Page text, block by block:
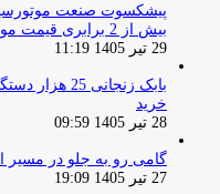
پیشکسوت صنعت
بیش از 2 برابری قیمت موتورسیکلت در مقایسه با سال 1404
29 تیر 1405 11:19
بابک
خرید
28 تیر 1405 09:59
گامی رو به جلو در مسیر
27 تیر 1405 19:09